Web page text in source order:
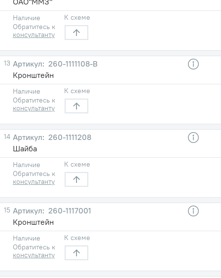
Наличие
Обратитесь к
консультанту
К схеме
13
260-1111108-В
Кронштейн
Наличие
Обратитесь к
консультанту
К схеме
14
260-1111208
Шайба
Наличие
Обратитесь к
консультанту
К схеме
15
260-1117001
Кронштейн
Наличие
Обратитесь к
консультанту
К схеме